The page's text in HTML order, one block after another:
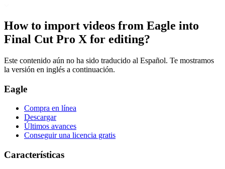
How to import videos from Eagle into
Final Cut Pro X for editing?
Este contenido aún no ha sido traducido al Español. Te mostramos
la versión en inglés a continuación.
Eagle
Compra en línea
Descargar
Últimos avances
Conseguir una licencia gratis
Características